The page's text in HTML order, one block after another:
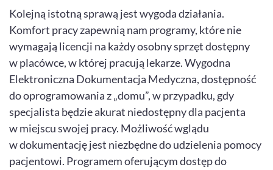
Kolejną istotną sprawą jest wygoda działania.
Komfort pracy zapewnią nam programy, które nie
wymagają licencji na każdy osobny sprzęt dostępny
w placówce, w której pracują lekarze. Wygodna
Elektroniczna Dokumentacja Medyczna, dostępność
do oprogramowania z „domu”, w przypadku, gdy
specjalista będzie akurat niedostępny dla pacjenta
w miejscu swojej pracy. Możliwość wglądu
w dokumentację jest niezbędne do udzielenia pomocy
pacjentowi. Programem oferującym dostęp do